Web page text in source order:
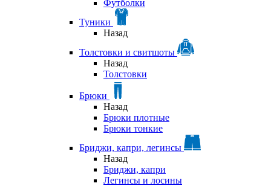
Футболки
Туники
Назад
Толстовки и свитшоты
Назад
Толстовки
Брюки
Назад
Брюки плотные
Брюки тонкие
Бриджи, капри, легинсы
Назад
Бриджи, капри
Легинсы и лосины